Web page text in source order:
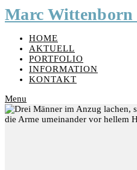
Marc Wittenborn
HOME
AKTUELL
PORTFOLIO
INFORMATION
KONTAKT
Menu